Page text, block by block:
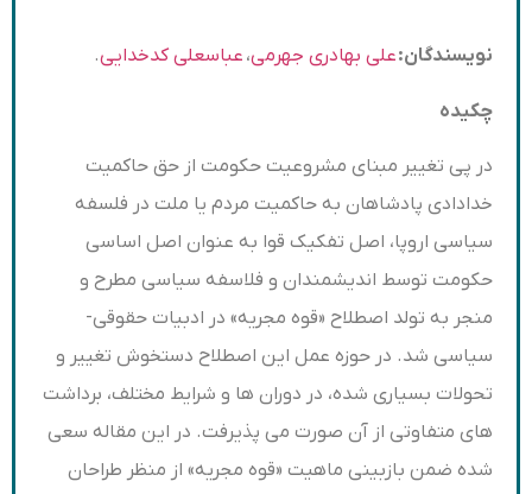
نویسندگان:علی بهادری جهرمی، عباسعلی کدخدایی.
چکیده
در پی تغییر مبنای مشروعیت حکومت از حق حاکمیت
خدادادی پادشاهان به حاکمیت مردم یا ملت در فلسفه
سیاسی اروپا، اصل تفکیک قوا به عنوان اصل اساسی
حکومت توسط اندیشمندان و فلاسفه سیاسی مطرح و
منجر به تولد اصطلاح «قوه مجریه» در ادبیات حقوقی-
سیاسی شد. در حوزه عمل این اصطلاح دستخوش تغییر و
تحولات بسیاری شده، در دوران ها و شرایط مختلف، برداشت
های متفاوتی از آن صورت می پذیرفت. در این مقاله سعی
شده ضمن بازبینی ماهیت «قوه مجریه» از منظر طراحان